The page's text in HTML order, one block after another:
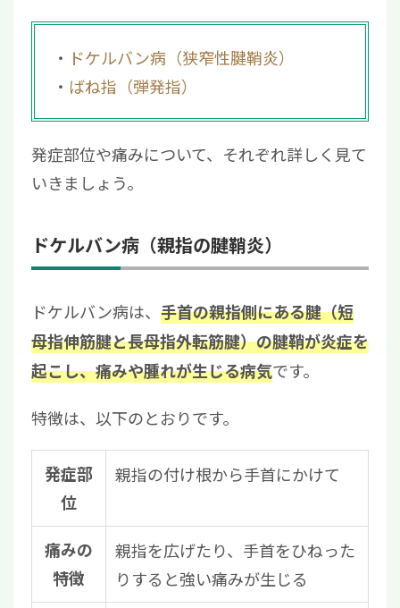
ドケルバン病（狭窄性腱鞘炎）
ばね指（弾発指）
発症部位や痛みについて、それぞれ詳しく見て
いきましょう。
ドケルバン病（親指の腱鞘炎）
ドケルバン病は、 手首の親指側にある腱（短
母指伸筋腱と長母指外転筋腱）の腱鞘が炎症を
起こし、痛みや腫れが生じる病気です。
特徴は、以下のとおりです。
発症部
位
親指の付け根から手首にかけて
痛みの
特徴
親指を広げたり、手首をひねった
りすると強い痛みが生じる